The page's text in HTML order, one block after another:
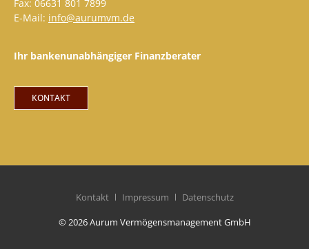
Fax: 06631 801 7899
E-Mail: info@aurumvm.de
Ihr bankenunabhängiger Finanzberater
KONTAKT
Kontakt Impressum
Datenschutz
© 2026 Aurum Vermögensmanagement GmbH